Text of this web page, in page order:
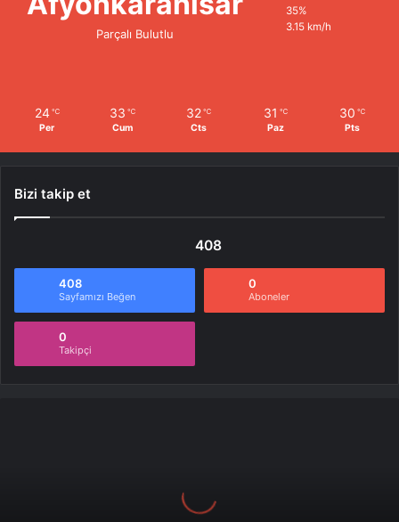
Parçalı Bulutlu
35%
3.15 km/h
24 ℃
Per
33 ℃
Cum
32 ℃
Cts
31 ℃
Paz
30 ℃
Pts
Bizi takip et
408
408
Sayfamızı Beğen
0
Aboneler
0
Takipçi